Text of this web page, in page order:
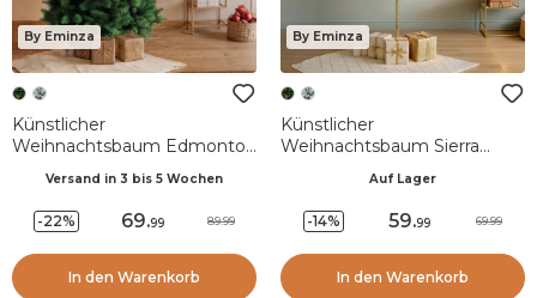
By Eminza
Künstlicher
Weihnachtsbaum Edmonton
Versand in 3 bis 5 Wochen
-22% 69.99 89.99
In den Warenkorb
By Eminza
Künstlicher
Weihnachtsbaum Sierra
Auf Lager
-14% 59.99 69.99
In den Warenkorb